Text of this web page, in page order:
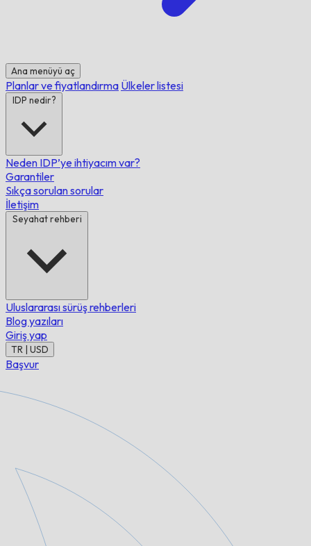
Ana menüyü aç
Planlar ve fiyatlandırma Ülkeler listesi
IDP nedir?
Neden IDP’ye ihtiyacım var?
Garantiler
Sıkça sorulan sorular
İletişim
Seyahat rehberi
Uluslararası sürüş rehberleri
Blog yazıları
Giriş yap
TR | USD
Başvur